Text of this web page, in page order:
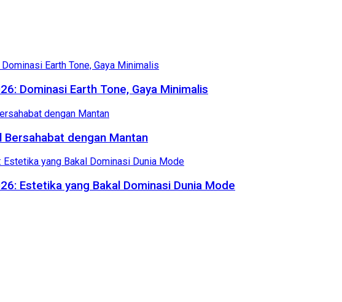
Dominasi Earth Tone, Gaya Minimalis
Bersahabat dengan Mantan
Estetika yang Bakal Dominasi Dunia Mode